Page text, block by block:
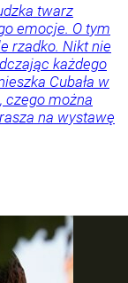
twarz
emocje. O tym
rzadko. Nikt nie
każdego
Cubała w
czego można
na wystawę